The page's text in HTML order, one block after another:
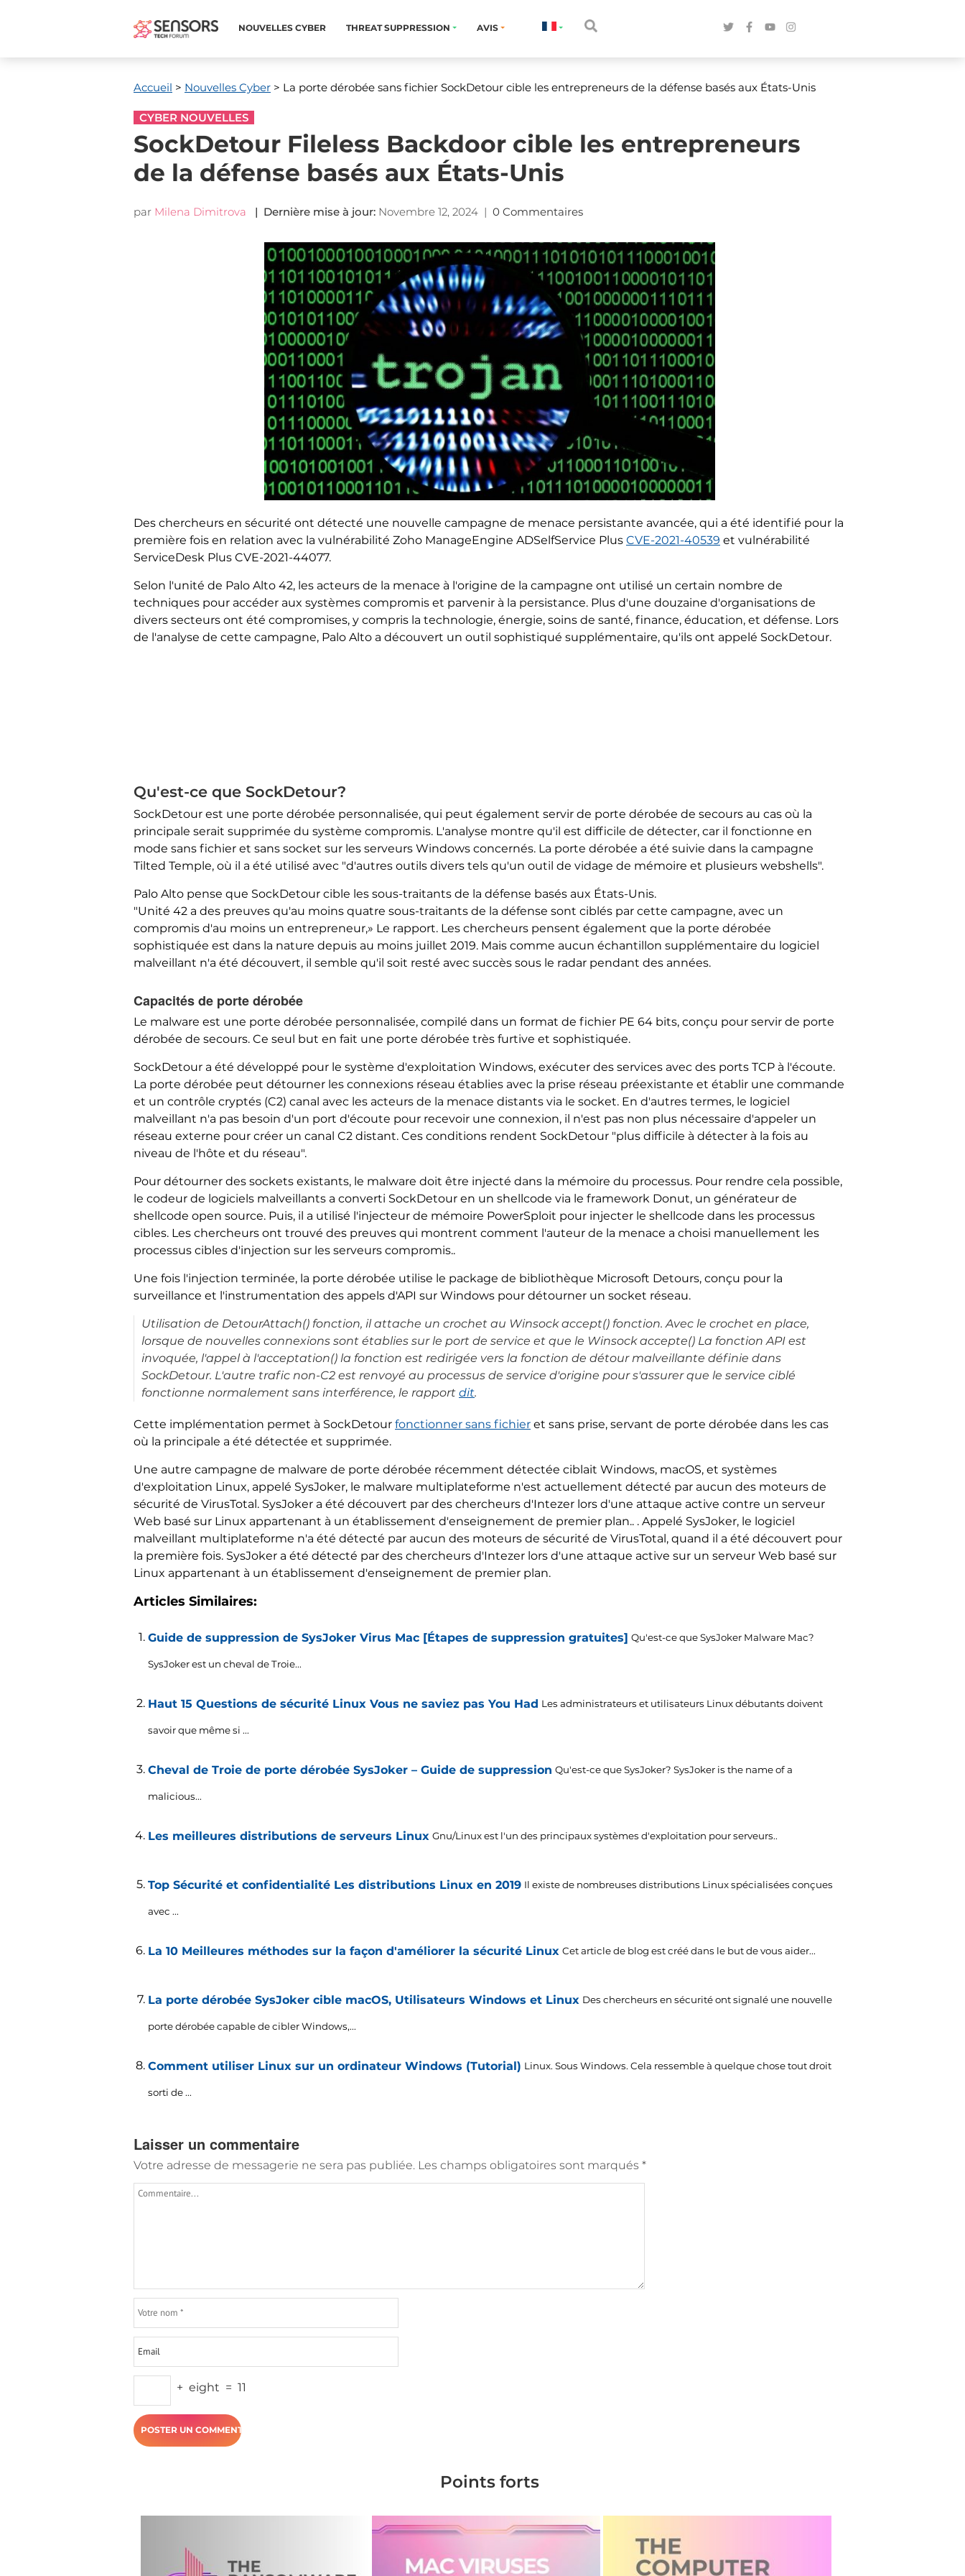
NOUVELLES CYBER THREAT SUPPRESSION AVIS
Accueil > Nouvelles Cyber > La porte dérobée sans fichier SockDetour cible les entrepreneurs de la défense basés aux États-Unis
CYBER NOUVELLES
SockDetour Fileless Backdoor cible les entrepreneurs
de la défense basés aux États-Unis
par Milena Dimitrova | Dernière mise à jour: Novembre 12, 2024 | 0 Commentaires
Des chercheurs en sécurité ont détecté une nouvelle campagne de menace persistante avancée, qui a été identifié pour la
première fois en relation avec la vulnérabilité Zoho ManageEngine ADSelfService Plus CVE-2021-40539 et vulnérabilité
ServiceDesk Plus CVE-2021-44077.
Selon l'unité de Palo Alto 42, les acteurs de la menace à l'origine de la campagne ont utilisé un certain nombre de
techniques pour accéder aux systèmes compromis et parvenir à la persistance. Plus d'une douzaine d'organisations de
divers secteurs ont été compromises, y compris la technologie, énergie, soins de santé, finance, éducation, et défense. Lors
de l'analyse de cette campagne, Palo Alto a découvert un outil sophistiqué supplémentaire, qu'ils ont appelé SockDetour.
Qu'est-ce que SockDetour?
SockDetour est une porte dérobée personnalisée, qui peut également servir de porte dérobée de secours au cas où la
principale serait supprimée du système compromis. L'analyse montre qu'il est difficile de détecter, car il fonctionne en
mode sans fichier et sans socket sur les serveurs Windows concernés. La porte dérobée a été suivie dans la campagne
Tilted Temple, où il a été utilisé avec "d'autres outils divers tels qu'un outil de vidage de mémoire et plusieurs webshells".
Palo Alto pense que SockDetour cible les sous-traitants de la défense basés aux États-Unis.
"Unité 42 a des preuves qu'au moins quatre sous-traitants de la défense sont ciblés par cette campagne, avec un
compromis d'au moins un entrepreneur,» Le rapport. Les chercheurs pensent également que la porte dérobée
sophistiquée est dans la nature depuis au moins juillet 2019. Mais comme aucun échantillon supplémentaire du logiciel
malveillant n'a été découvert, il semble qu'il soit resté avec succès sous le radar pendant des années.
Capacités de porte dérobée
Le malware est une porte dérobée personnalisée, compilé dans un format de fichier PE 64 bits, conçu pour servir de porte
dérobée de secours. Ce seul but en fait une porte dérobée très furtive et sophistiquée.
SockDetour a été développé pour le système d'exploitation Windows, exécuter des services avec des ports TCP à l'écoute.
La porte dérobée peut détourner les connexions réseau établies avec la prise réseau préexistante et établir une commande
et un contrôle cryptés (C2) canal avec les acteurs de la menace distants via le socket. En d'autres termes, le logiciel
malveillant n'a pas besoin d'un port d'écoute pour recevoir une connexion, il n'est pas non plus nécessaire d'appeler un
réseau externe pour créer un canal C2 distant. Ces conditions rendent SockDetour "plus difficile à détecter à la fois au
niveau de l'hôte et du réseau".
Pour détourner des sockets existants, le malware doit être injecté dans la mémoire du processus. Pour rendre cela possible,
le codeur de logiciels malveillants a converti SockDetour en un shellcode via le framework Donut, un générateur de
shellcode open source. Puis, il a utilisé l'injecteur de mémoire PowerSploit pour injecter le shellcode dans les processus
cibles. Les chercheurs ont trouvé des preuves qui montrent comment l'auteur de la menace a choisi manuellement les
processus cibles d'injection sur les serveurs compromis..
Une fois l'injection terminée, la porte dérobée utilise le package de bibliothèque Microsoft Detours, conçu pour la
surveillance et l'instrumentation des appels d'API sur Windows pour détourner un socket réseau.
Utilisation de DetourAttach() fonction, il attache un crochet au Winsock accept() fonction. Avec le crochet en place,
lorsque de nouvelles connexions sont établies sur le port de service et que le Winsock accepte() La fonction API est
invoquée, l'appel à l'acceptation() la fonction est redirigée vers la fonction de détour malveillante définie dans
SockDetour. L'autre trafic non-C2 est renvoyé au processus de service d'origine pour s'assurer que le service ciblé
fonctionne normalement sans interférence, le rapport dit.
Cette implémentation permet à SockDetour fonctionner sans fichier et sans prise, servant de porte dérobée dans les cas
où la principale a été détectée et supprimée.
Une autre campagne de malware de porte dérobée récemment détectée ciblait Windows, macOS, et systèmes
d'exploitation Linux, appelé SysJoker, le malware multiplateforme n'est actuellement détecté par aucun des moteurs de
sécurité de VirusTotal. SysJoker a été découvert par des chercheurs d'Intezer lors d'une attaque active contre un serveur
Web basé sur Linux appartenant à un établissement d'enseignement de premier plan.. . Appelé SysJoker, le logiciel
malveillant multiplateforme n'a été détecté par aucun des moteurs de sécurité de VirusTotal, quand il a été découvert pour
la première fois. SysJoker a été détecté par des chercheurs d'Intezer lors d'une attaque active sur un serveur Web basé sur
Linux appartenant à un établissement d'enseignement de premier plan.
Articles Similaires:
Guide de suppression de SysJoker Virus Mac [Étapes de suppression gratuites] Qu'est-ce que SysJoker Malware Mac?
SysJoker est un cheval de Troie...
Haut 15 Questions de sécurité Linux Vous ne saviez pas You Had Les administrateurs et utilisateurs Linux débutants doivent
savoir que même si ...
Cheval de Troie de porte dérobée SysJoker – Guide de suppression Qu'est-ce que SysJoker? SysJoker is the name of a
malicious...
Les meilleures distributions de serveurs Linux Gnu/Linux est l'un des principaux systèmes d'exploitation pour serveurs..
Top Sécurité et confidentialité Les distributions Linux en 2019 Il existe de nombreuses distributions Linux spécialisées conçues
avec ...
La 10 Meilleures méthodes sur la façon d'améliorer la sécurité Linux Cet article de blog est créé dans le but de vous aider...
La porte dérobée SysJoker cible macOS, Utilisateurs Windows et Linux Des chercheurs en sécurité ont signalé une nouvelle
porte dérobée capable de cibler Windows,...
Comment utiliser Linux sur un ordinateur Windows (Tutorial) Linux. Sous Windows. Cela ressemble à quelque chose tout droit
sorti de ...
Laisser un commentaire
Votre adresse de messagerie ne sera pas publiée. Les champs obligatoires sont marqués *
+ eight = 11
Points forts